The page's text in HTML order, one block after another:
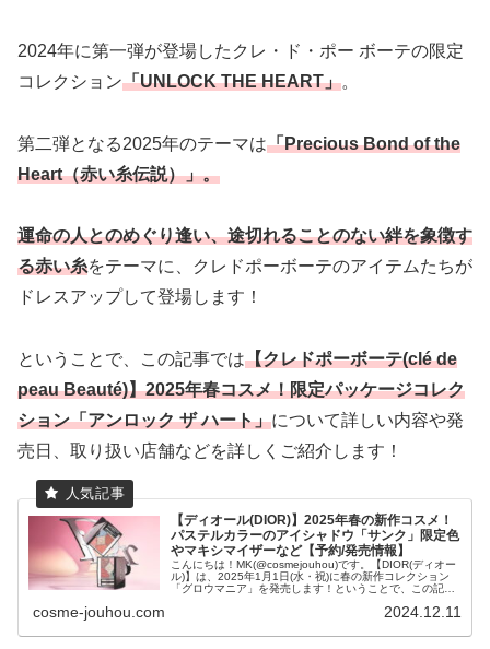
2024年に第一弾が登場したクレ・ド・ポー ボーテの限定
コレクション「UNLOCK THE HEART」。
第二弾となる2025年のテーマは「Precious Bond of the
Heart（赤い糸伝説）」。
運命の人とのめぐり逢い、途切れることのない絆を象徴す
る赤い糸をテーマに、クレドポーボーテのアイテムたちが
ドレスアップして登場します！
ということで、この記事では【クレドポーボーテ(clé de
peau Beauté)】2025年春コスメ！限定パッケージコレク
ション「アンロック ザ ハート」について詳しい内容や発
売日、取り扱い店舗などを詳しくご紹介します！
【ディオール(DIOR)】2025年春の新作コスメ！
パステルカラーのアイシャドウ「サンク」限定色
やマキシマイザーなど【予約/発売情報】
こんにちは！MK(@cosmejouhou)です。【DIOR(ディオー
ル)】は、2025年1月1日(水・祝)に春の新作コレクション
「グロウマニア」を発売します！ということで、この記事
cosme-jouhou.com 2024.12.11